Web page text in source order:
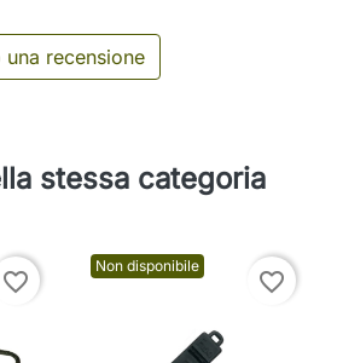
recensione
stessa categoria
favorite_border
Non disponibile
favorite_border